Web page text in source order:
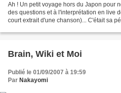
Ah ! Un petit voyage hors du Japon pour
des questions et à l'interprétation en live
court extrait d'une chanson)... C'était sa
Brain, Wiki et Moi
Publié le 01/09/2007 à 19:59
Par Nakayomi